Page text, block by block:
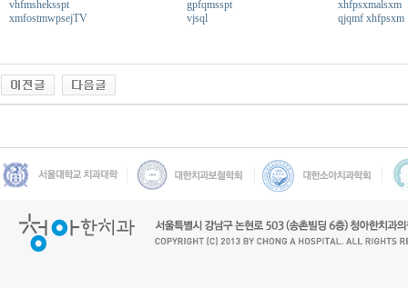
vhfmsheksspt
xmfostmwpsejTV
gpfqmsspt
vjsql
xhfpsxmalsxm
qjqmf xhfpsxm
토
끼
g
m
n
s
w
p
탑-